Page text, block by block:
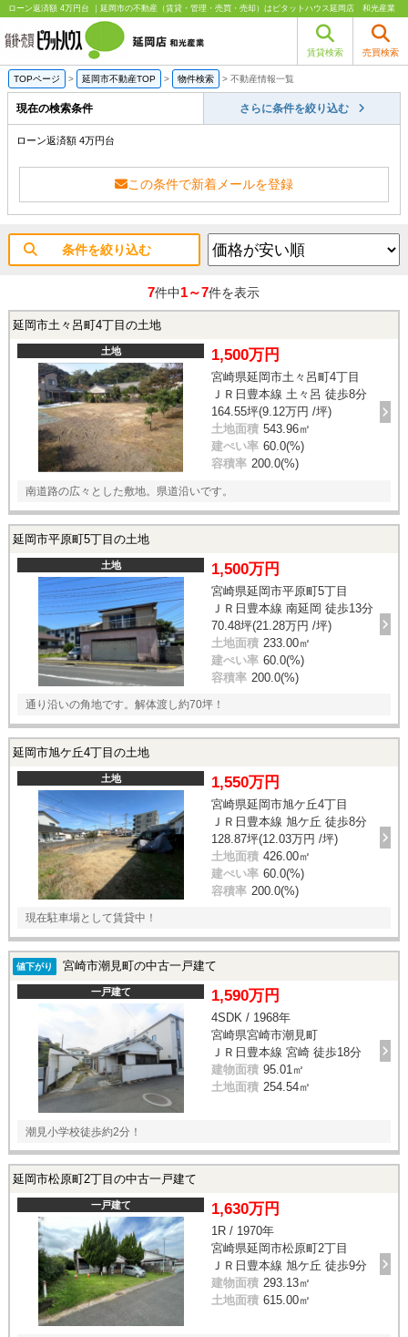
ローン返済額 4万円台 ｜延岡市の不動産（賃貸・管理・売買・売却）はピタットハウス延岡店 和光産業
賃貸検索 売買検索
TOPページ > 延岡市不動産TOP > 物件検索 > 不動産情報一覧
現在の検索条件 さらに条件を絞り込む
ローン返済額 4万円台
この条件で新着メールを登録
条件を絞り込む
7件中1～7件を表示
延岡市土々呂町4丁目の土地
土地 1,500万円
宮崎県延岡市土々呂町4丁目
ＪＲ日豊本線 土々呂 徒歩8分
164.55坪(9.12万円 /坪)
土地面積 543.96㎡
建ぺい率 60.0(%)
容積率 200.0(%)
南道路の広々とした敷地。県道沿いです。
延岡市平原町5丁目の土地
土地 1,500万円
宮崎県延岡市平原町5丁目
ＪＲ日豊本線 南延岡 徒歩13分
70.48坪(21.28万円 /坪)
土地面積 233.00㎡
建ぺい率 60.0(%)
容積率 200.0(%)
通り沿いの角地です。解体渡し約70坪！
延岡市旭ケ丘4丁目の土地
土地 1,550万円
宮崎県延岡市旭ケ丘4丁目
ＪＲ日豊本線 旭ケ丘 徒歩8分
128.87坪(12.03万円 /坪)
土地面積 426.00㎡
建ぺい率 60.0(%)
容積率 200.0(%)
現在駐車場として賃貸中！
値下がり 宮崎市潮見町の中古一戸建て
一戸建て 1,590万円
4SDK / 1968年
宮崎県宮崎市潮見町
ＪＲ日豊本線 宮崎 徒歩18分
建物面積 95.01㎡
土地面積 254.54㎡
潮見小学校徒歩約2分！
延岡市松原町2丁目の中古一戸建て
一戸建て 1,630万円
1R / 1970年
宮崎県延岡市松原町2丁目
ＪＲ日豊本線 旭ケ丘 徒歩9分
建物面積 293.13㎡
土地面積 615.00㎡